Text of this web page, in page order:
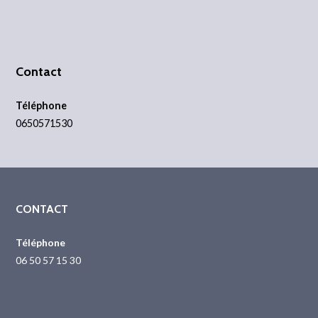
Contact
Téléphone
0650571530
CONTACT
Téléphone
06 50 57 15 30